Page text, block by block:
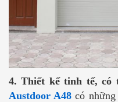
4. Thiết kế tinh tế, có
Austdoor A48 có